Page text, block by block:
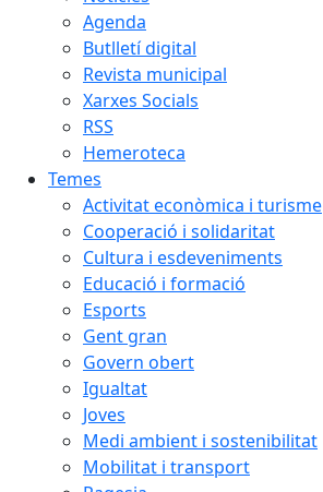
Agenda
Butlletí digital
Revista municipal
Xarxes Socials
RSS
Hemeroteca
Temes
Activitat econòmica i turisme
Cooperació i solidaritat
Cultura i esdeveniments
Educació i formació
Esports
Gent gran
Govern obert
Igualtat
Joves
Medi ambient i sostenibilitat
Mobilitat i transport